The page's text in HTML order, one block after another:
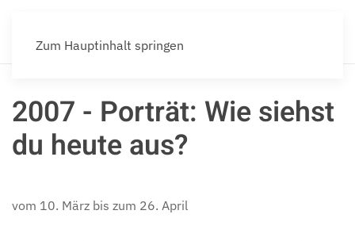
Zum Hauptinhalt springen
2007 - Porträt: Wie siehst
du heute aus?
vom 10. März bis zum 26. April